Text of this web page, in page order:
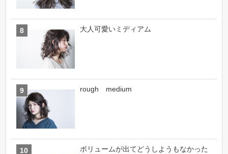
大人可愛いミディアム
rough medium
ボリュームが出てどうしようもなかった